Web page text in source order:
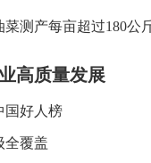
测产每亩超过180公
高质量发展
国好人榜
全覆盖